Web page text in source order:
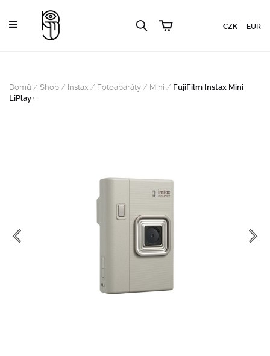
CZK EUR
Domů / Shop / Instax / Fotoaparáty / Mini / FujiFilm Instax Mini
LiPlay+